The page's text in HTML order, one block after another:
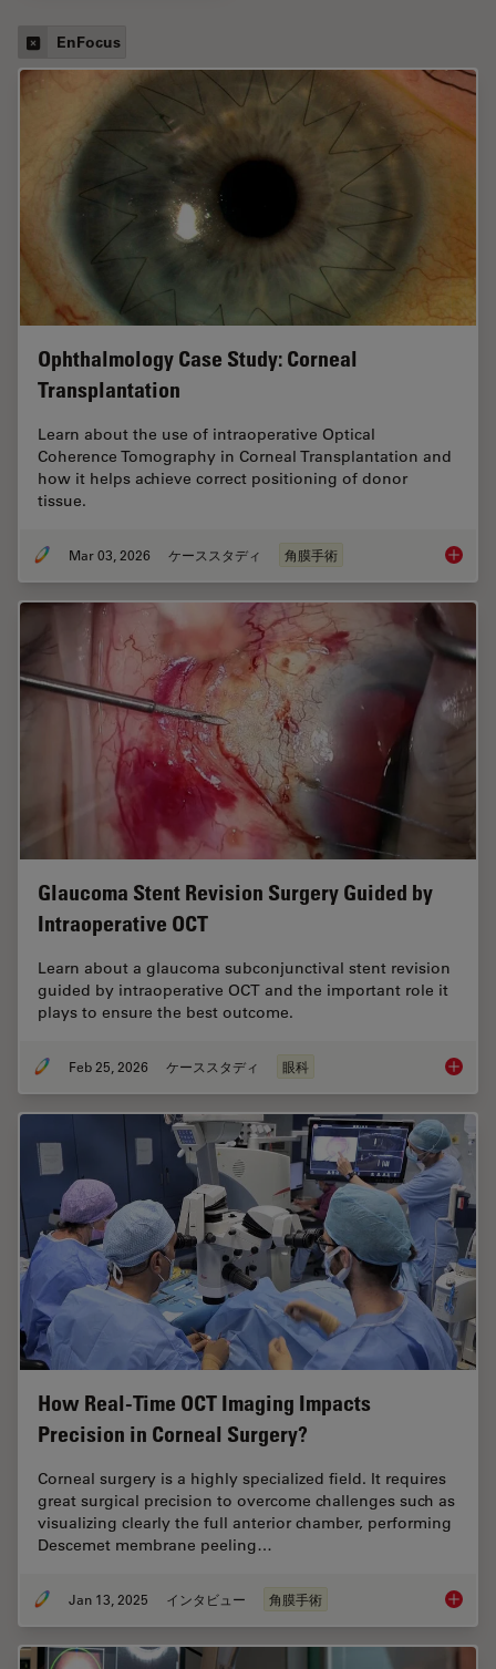
EnFocus
Ophthalmology Case Study: Corneal
Transplantation
Learn about the use of intraoperative Optical
Coherence Tomography in Corneal Transplantation and
how it helps achieve correct positioning of donor
tissue.
Mar 03, 2026 ケーススタディ 角膜手術
Glaucoma Stent Revision Surgery Guided by
Intraoperative OCT
Learn about a glaucoma subconjunctival stent revision
guided by intraoperative OCT and the important role it
plays to ensure the best outcome.
Feb 25, 2026 ケーススタディ 眼科
How Real-Time OCT Imaging Impacts
Precision in Corneal Surgery?
Corneal surgery is a highly specialized field. It requires
great surgical precision to overcome challenges such as
visualizing clearly the full anterior chamber, performing
Descemet membrane peeling…
Jan 13, 2025 インタビュー 角膜手術 How